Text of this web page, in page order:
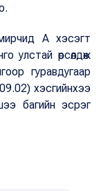
А хэсэгт
улстай өрсөлдөж
гуравдугаар
хэсгийнхээ
багийн эсрэг